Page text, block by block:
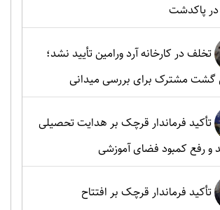
پاکدشت
تخلف در کارخانه آرد ورامین تأیید نشد؛
مشترک برای بررسی میدانی
تأکید فرماندار قرچک بر هدایت تحصیلی
و رفع کمبود فضای آموزشی
تأکید فرماندار قرچک بر افتتاح